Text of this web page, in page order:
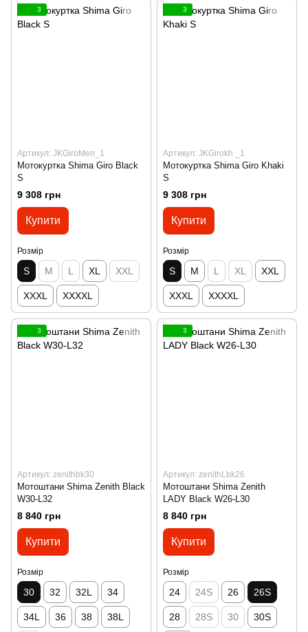
3
Артикул: JKGiroMen_1
Мотокуртка Shima Giro Black
S
9 308 грн
Купити
Розмір
S M L XL XXL
XXXL XXXXL
3
Артикул: JKGirokh _1
Мотокуртка Shima Giro Khaki
S
9 308 грн
Купити
Розмір
S M L XL XXL
XXXL XXXXL
3
Артикул: zenithbk30
Мотоштани Shima Zenith Black
W30-L32
8 840 грн
Купити
Розмір
30 32 32L 34
34L 36 38 38L
3
Артикул: zenithLbk26
Мотоштани Shima Zenith
LADY Black W26-L30
8 840 грн
Купити
Розмір
24 24S 26 26S
28 28S 30 30S